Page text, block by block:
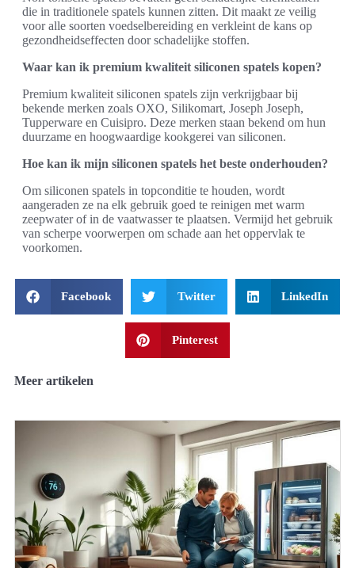
die in traditionele spatels kunnen zitten. Dit maakt ze veilig
voor alle soorten voedselbereiding en verkleint de kans op
gezondheidseffecten door schadelijke stoffen.
Waar kan ik premium kwaliteit siliconen spatels kopen?
Premium kwaliteit siliconen spatels zijn verkrijgbaar bij
bekende merken zoals OXO, Silikomart, Joseph Joseph,
Tupperware en Cuisipro. Deze merken staan bekend om hun
duurzame en hoogwaardige kookgerei van siliconen.
Hoe kan ik mijn siliconen spatels het beste onderhouden?
Om siliconen spatels in topconditie te houden, wordt
aangeraden ze na elk gebruik goed te reinigen met warm
zeepwater of in de vaatwasser te plaatsen. Vermijd het gebruik
van scherpe voorwerpen om schade aan het oppervlak te
voorkomen.
Facebook Twitter LinkedIn
Pinterest
Meer artikelen